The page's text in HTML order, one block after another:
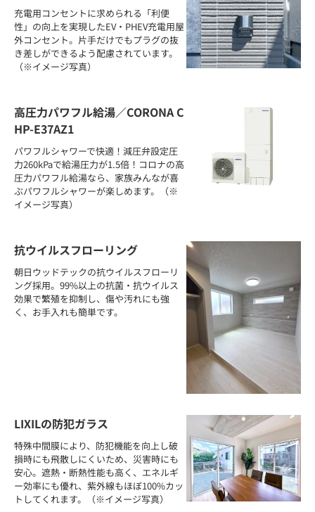
充電用コンセントに求められる「利便
性」の向上を実現したEV・PHEV充電用屋
外コンセント。片手だけでもプラグの抜
き差しができるよう配慮されています。
（※イメージ写真）
高圧力パワフル給湯／CORONA C
HP-E37AZ1
パワフルシャワーで快適！減圧弁設定圧
力260kPaで給湯圧力が1.5倍！コロナの高
圧力パワフル給湯なら、家族みんなが喜
ぶパワフルシャワーが楽しめます。（※
イメージ写真）
抗ウイルスフローリング
朝日ウッドテックの抗ウイルスフローリ
ング採用。99%以上の抗菌・抗ウイルス
効果で繁殖を抑制し、傷や汚れにも強
く、お手入れも簡単です。
LIXILの防犯ガラス
特殊中間膜により、防犯機能を向上し破
損時にも飛散しにくいため、災害時にも
安心。遮熱・断熱性能も高く、エネルギ
ー効率にも優れ、紫外線もほぼ100%カッ
トしてくれます。（※イメージ写真）